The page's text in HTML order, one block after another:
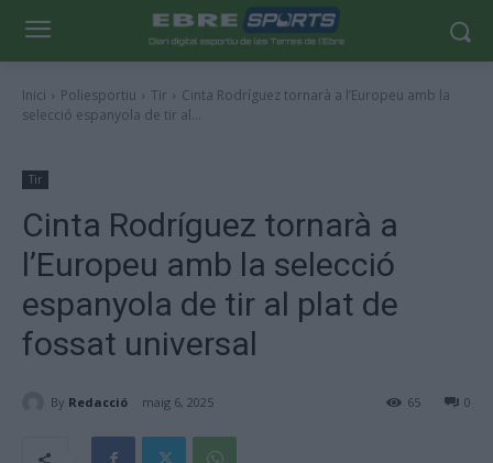
Inici Poliesportiu Tir
Cinta Rodríguez tornarà a l’Europeu amb la
selecció espanyola de tir al...
Tir
Cinta Rodríguez tornarà a
l’Europeu amb la selecció
espanyola de tir al plat de
fossat universal
By Redacció maig 6, 2025 0
65